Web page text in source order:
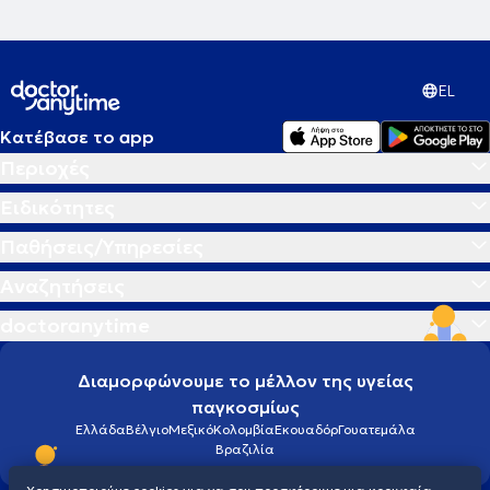
EL
Κατέβασε το app
Διαμορφώνουμε το μέλλον της υγείας
παγκοσμίως
ΕλλάδαΒέλγιοΜεξικόΚολομβίαΕκουαδόρΓουατεμάλα
Βραζιλία